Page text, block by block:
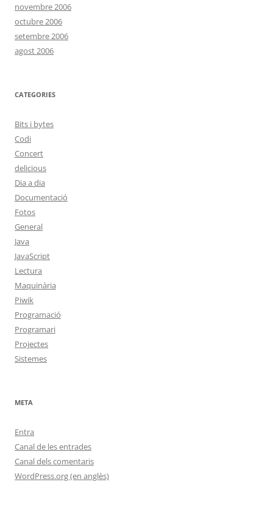
novembre 2006
octubre 2006
setembre 2006
agost 2006
CATEGORIES
Bits i bytes
Codi
Concert
delicious
Dia a dia
Documentació
Fotos
General
Java
JavaScript
Lectura
Maquinària
Piwik
Programació
Programari
Projectes
Sistemes
META
Entra
Canal de les entrades
Canal dels comentaris
WordPress.org (en anglès)